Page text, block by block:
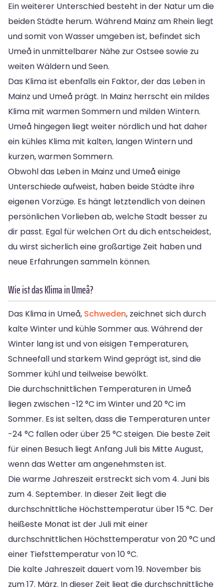
Ein weiterer Unterschied besteht in der Natur um die
beiden Städte herum. Während Mainz am Rhein liegt
und somit von Wasser umgeben ist, befindet sich
Umeå in unmittelbarer Nähe zur Ostsee sowie zu
weiten Wäldern und Seen.
Das Klima ist ebenfalls ein Faktor, der das Leben in
Mainz und Umeå prägt. In Mainz herrscht ein mildes
Klima mit warmen Sommern und milden Wintern.
Umeå hingegen liegt weiter nördlich und hat daher
ein kühles Klima mit kalten, langen Wintern und
kurzen, warmen Sommern.
Obwohl das Leben in Mainz und Umeå einige
Unterschiede aufweist, haben beide Städte ihre
eigenen Vorzüge. Es hängt letztendlich von deinen
persönlichen Vorlieben ab, welche Stadt besser zu
dir passt. Egal für welchen Ort du dich entscheidest,
du wirst sicherlich eine großartige Zeit haben und
neue Erfahrungen sammeln können.
Wie ist das Klima in Umeå?
Das Klima in Umeå, Schweden, zeichnet sich durch
kalte Winter und kühle Sommer aus. Während der
Winter lang ist und von eisigen Temperaturen,
Schneefall und starkem Wind geprägt ist, sind die
Sommer kühl und teilweise bewölkt.
Die durchschnittlichen Temperaturen in Umeå
liegen zwischen -12 °C im Winter und 20 °C im
Sommer. Es ist selten, dass die Temperaturen unter
-24 °C fallen oder über 25 °C steigen. Die beste Zeit
für einen Besuch liegt Anfang Juli bis Mitte August,
wenn das Wetter am angenehmsten ist.
Die warme Jahreszeit erstreckt sich vom 4. Juni bis
zum 4. September. In dieser Zeit liegt die
durchschnittliche Höchsttemperatur über 15 °C. Der
heißeste Monat ist der Juli mit einer
durchschnittlichen Höchsttemperatur von 20 °C und
einer Tiefsttemperatur von 10 °C.
Die kalte Jahreszeit dauert vom 19. November bis
zum 17. März. In dieser Zeit liegt die durchschnittliche